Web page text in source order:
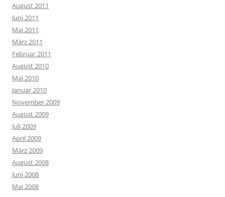
August 2011
Juni 2011
Mai 2011
März 2011
Februar 2011
August 2010
Mai 2010
Januar 2010
November 2009
August 2009
Juli 2009
April 2009
März 2009
August 2008
Juni 2008
Mai 2008